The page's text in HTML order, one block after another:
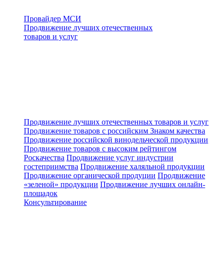
Провайдер МСИ
Продвижение лучших отечественных
товаров и услуг
Продвижение лучших отечественных товаров и услуг
Продвижение товаров с российским Знаком качества
Продвижение российской винодельческой продукции
Продвижение товаров с высоким рейтингом
Роскачества Продвижение услуг индустрии
гостеприимства Продвижение халяльной продукции
Продвижение органической продуции Продвижение
«зеленой» продукции Продвижение лучших онлайн-
площадок
Консультирование